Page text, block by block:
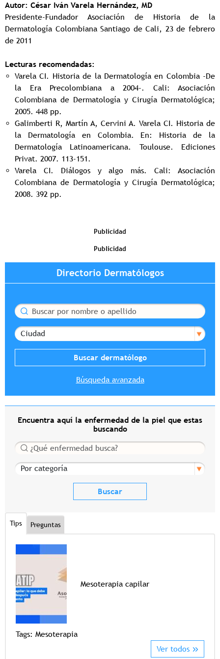
Autor: César Iván Varela Hernández, MD
Presidente-Fundador Asociación de Historia de la
Dermatología Colombiana Santiago de Cali, 23 de febrero
de 2011
Lecturas recomendadas:
Varela CI. Historia de la Dermatología en Colombia -De
la Era Precolombiana a 2004-. Cali: Asociación
Colombiana de Dermatología y Cirugía Dermatológica;
2005. 448 pp.
Galimberti R, Martín A, Cervini A. Varela CI. Historia de
la Dermatología en Colombia. En: Historia de la
Dermatología Latinoamericana. Toulouse. Ediciones
Privat. 2007. 113-151.
Varela CI. Diálogos y algo más. Cali: Asociación
Colombiana de Dermatología y Cirugía Dermatológica;
2008. 392 pp.
Publicidad
Publicidad
Directorio Dermatólogos
Buscar
Ciudad
Búsqueda avanzada
Encuentra aquí la enfermedad de la piel que estas
buscando
Buscar
Por categoría
Tips Preguntas
Mesoterapia capilar
Tags: Mesoterapia
Ver todos